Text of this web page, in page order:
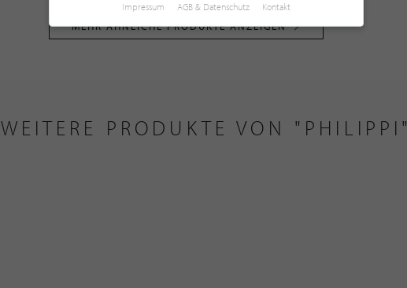
MEHR ÄHNLICHE PRODUKTE ANZEIGEN
WEITERE PRODUKTE VON "PHILIPPI"
Impressum AGB & Datenschutz Kontakt